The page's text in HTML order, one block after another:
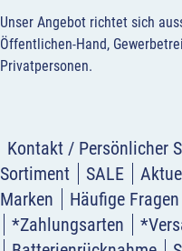
Unser Angebot richtet sich
Öffentlichen-Hand,
Privatpersonen.
Kontakt / Persönlicher
Sortiment
SALE
Marken
Häufige Fragen
*Zahlungsarten